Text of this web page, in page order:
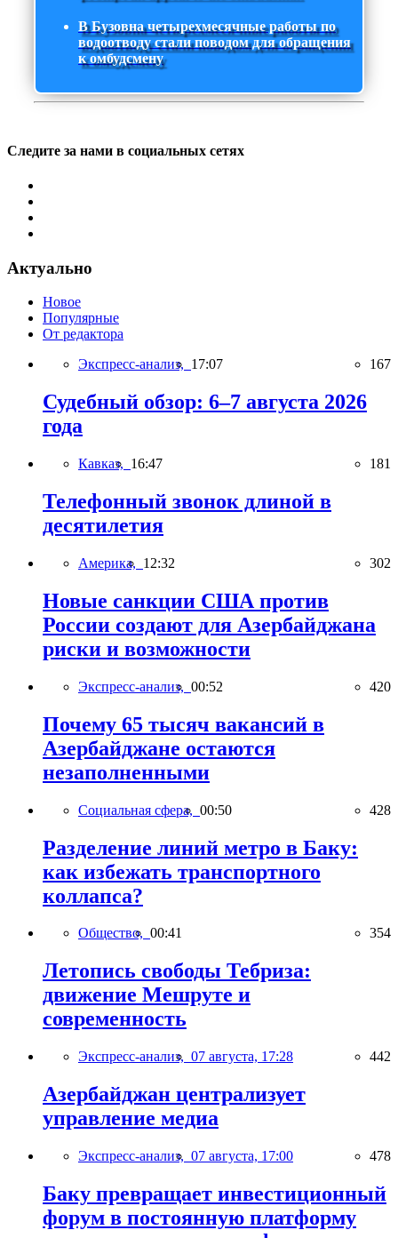
В Бузовна четырехмесячные работы по
водоотводу стали поводом для обращения
к омбудсмену
Следите за нами в социальных сетях
Актуально
Новое
Популярные
От редактора
Экспресс-анализ, 17:07 167
Судебный обзор: 6–7 августа 2026
года
Кавказ, 16:47 181
Телефонный звонок длиной в
десятилетия
Америка, 12:32 302
Новые санкции США против
России создают для Азербайджана
риски и возможности
Экспресс-анализ, 00:52 420
Почему 65 тысяч вакансий в
Азербайджане остаются
незаполненными
Социальная сфера, 00:50 428
Разделение линий метро в Баку:
как избежать транспортного
коллапса?
Общество, 00:41 354
Летопись свободы Тебриза:
движение Мешруте и
современность
Экспресс-анализ, 07 августа, 17:28 442
Азербайджан централизует
управление медиа
Экспресс-анализ, 07 августа, 17:00 478
Баку превращает инвестиционный
форум в постоянную платформу